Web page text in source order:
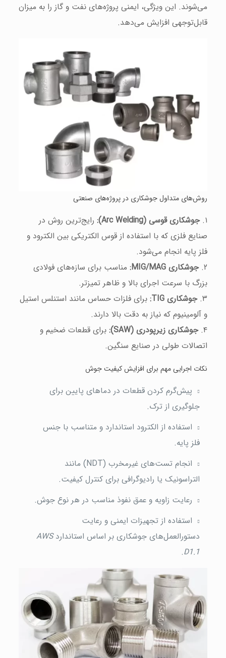
می‌شوند. این ویژگی، ایمنی پروژه‌های نفت و گاز را به میزان
قابل‌توجهی افزایش می‌دهد.
روش‌های متداول جوشکاری در پروژه‌های صنعتی
۱. جوشکاری قوسی (Arc Welding):
رایج‌ترین روش در
صنایع فلزی که با استفاده از قوس الکتریکی بین الکترود و
فلز پایه انجام می‌شود.
۲. جوشکاری MIG/MAG:
مناسب برای سازه‌های فولادی
بزرگ با سرعت اجرای بالا و ظاهر تمیزتر.
۳. جوشکاری TIG:
برای فلزات حساس مانند استنلس استیل
و آلومینیوم که نیاز به دقت بالا دارند.
۴. جوشکاری زیرپودری (SAW):
برای قطعات ضخیم و
اتصالات طولی در صنایع سنگین.
نکات اجرایی مهم برای افزایش کیفیت جوش
پیش‌گرم کردن قطعات در دماهای پایین برای
جلوگیری از ترک.
استفاده از الکترود استاندارد و متناسب با جنس
فلز پایه.
انجام تست‌های غیرمخرب (NDT) مانند
التراسونیک یا رادیوگرافی برای کنترل کیفیت.
رعایت زاویه و عمق نفوذ مناسب در هر نوع جوش.
استفاده از تجهیزات ایمنی و رعایت
دستورالعمل‌های جوشکاری بر اساس استانداردAWS
D1.1
.